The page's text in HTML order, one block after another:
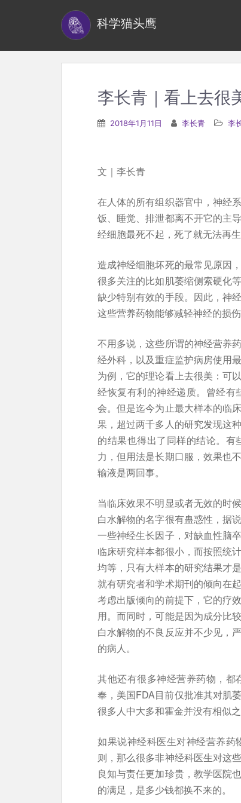
科学猫头鹰
李长青｜看上去很
2018年1月11日 李长青 李
文｜李长青
在人体的所有组织器官中，神经
饭、睡觉、排泄都离不开它的主
经细胞最死不起，死了就无法再
造成神经细胞坏死的最常见原因
很多关注的比如肌萎缩侧索硬化
缺少特别有效的手段。因此，神
这些营养药物能够减轻神经的损
不用多说，这些所谓的神经营养
经外科，以及重症监护病房使用
为例，它的理论看上去很美：可
经恢复有利的神经递质。曾经
会。但是迄今为止最大样本的临
果，超过两千多人的研究发现这
的结果也得出了同样的结论。
力，但用法是长期口服，效果也
输液是两回事。
当临床效果不明显或者无效的时
白水解物的名字很有蛊惑性，据
一些神经生长因子，对缺血性脑
临床研究样本都很小，而按照统
均等，只有大样本的研究结果才
就有研究者和学术期刊的倾向在
考虑出版倾向的前提下，它的疗
用。而同时，可能是因为成分比
白水解物的不良反应并不少见，
的病人。
其他还有很多神经营养药物，都
奉，美国FDA目前仅批准其对肌
很多人中大多和霍金并没有相似之
如果说神经科医生对神经营养药
则，那么很多非神经科医生对这
良知与责任更加珍贵，教学医
的满足，是多少钱都换不来的。